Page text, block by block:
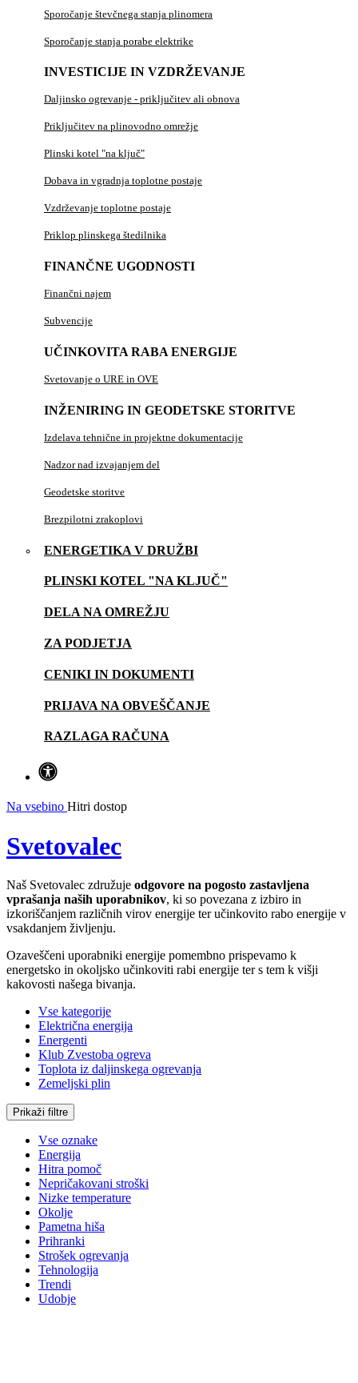
Sporočanje števčnega stanja plinomera
Sporočanje stanja porabe elektrike
INVESTICIJE IN VZDRŽEVANJE
Daljinsko ogrevanje - priključitev ali obnova
Priključitev na plinovodno omrežje
Plinski kotel "na ključ"
Dobava in vgradnja toplotne postaje
Vzdrževanje toplotne postaje
Priklop plinskega štedilnika
FINANČNE UGODNOSTI
Finančni najem
Subvencije
UČINKOVITA RABA ENERGIJE
Svetovanje o URE in OVE
INŽENIRING IN GEODETSKE STORITVE
Izdelava tehnične in projektne dokumentacije
Nadzor nad izvajanjem del
Geodetske storitve
Brezpilotni zrakoplovi
ENERGETIKA V DRUŽBI
PLINSKI KOTEL "NA KLJUČ"
DELA NA OMREŽJU
ZA PODJETJA
CENIKI IN DOKUMENTI
PRIJAVA NA OBVEŠČANJE
RAZLAGA RAČUNA
Na vsebino Hitri dostop
Svetovalec
Naš Svetovalec združuje odgovore na pogosto zastavljena
vprašanja naših uporabnikov, ki so povezana z izbiro in
izkoriščanjem različnih virov energije ter učinkovito rabo energije v
vsakdanjem življenju.
Ozaveščeni uporabniki energije pomembno prispevamo k
energetsko in okoljsko učinkoviti rabi energije ter s tem k višji
kakovosti našega bivanja.
Vse kategorije
Električna energija
Energenti
Klub Zvestoba ogreva
Toplota iz daljinskega ogrevanja
Zemeljski plin
Prikaži filtre
Vse oznake
Energija
Hitra pomoč
Nepričakovani stroški
Nizke temperature
Okolje
Pametna hiša
Prihranki
Strošek ogrevanja
Tehnologija
Trendi
Udobje